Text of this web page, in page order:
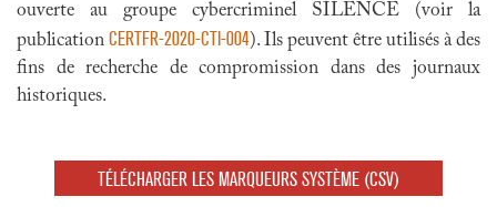
ouverte au groupe cybercriminel SILENCE (voir la
publication CERTFR-2020-CTI-004). Ils peuvent être utilisés à des
fins de recherche de compromission dans des journaux
historiques.
TÉLÉCHARGER LES MARQUEURS SYSTÈME (CSV)